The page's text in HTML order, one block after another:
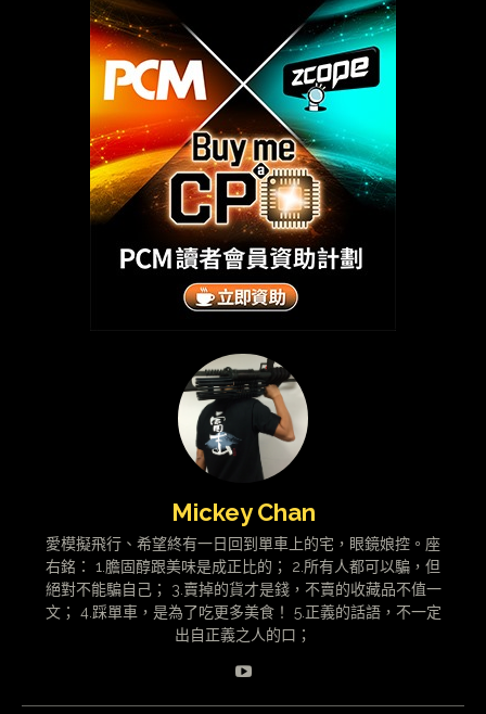
Mickey Chan
愛模擬飛行、希望終有一日回到單車上的宅，眼鏡娘控。座
右銘： 1.膽固醇跟美味是成正比的； 2.所有人都可以騙，但
絕對不能騙自己； 3.賣掉的貨才是錢，不賣的收藏品不值一
文； 4.踩單車，是為了吃更多美食！ 5.正義的話語，不一定
出自正義之人的口；